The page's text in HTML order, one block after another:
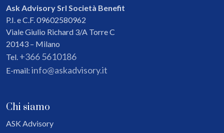
Ask Advisory Srl Società Benefit
P.I. e C.F. 09602580962
Viale Giulio Richard 3/A Torre C
20143 – Milano
Tel. +366 5610186
E-mail: info@askadvisory.it
Chi siamo
ASK Advisory